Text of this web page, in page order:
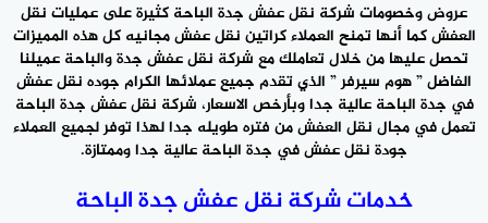
عروض وخصومات شركة نقل عفش جدة الباحة كثيرة على عمليات نقل
العفش كما أنها تمنح العملاء كراتين نقل عفش مجانيه كل هذه المميزات
تحصل عليها من خلال تعاملك مع شركة نقل عفش جدة والباحة عميلنا
الفاضل ” هوم سيرفر ” الذي تقدم جميع عملائها الكرام جوده نقل عفش
في جدة الباحة عالية جدا وبأرخص الاسعار، شركة نقل عفش جدة الباحة
تعمل في مجال نقل العفش من فتره طويله جدا لهذا توفر لجميع العملاء
جودة نقل عفش في جدة الباحة عالية جدا وممتازة.
خدمات شركة نقل عفش جدة الباحة